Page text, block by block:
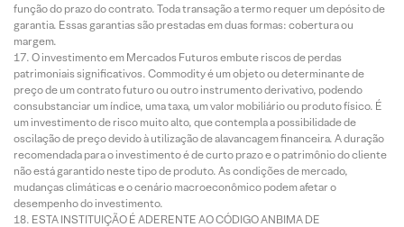
função do prazo do contrato. Toda transação a termo requer um depósito de
garantia. Essas garantias são prestadas em duas formas: cobertura ou
margem.
O investimento em Mercados Futuros embute riscos de perdas
patrimoniais significativos. Commodity é um objeto ou determinante de
preço de um contrato futuro ou outro instrumento derivativo, podendo
consubstanciar um índice, uma taxa, um valor mobiliário ou produto físico. É
um investimento de risco muito alto, que contempla a possibilidade de
oscilação de preço devido à utilização de alavancagem financeira. A duração
recomendada para o investimento é de curto prazo e o patrimônio do cliente
não está garantido neste tipo de produto. As condições de mercado,
mudanças climáticas e o cenário macroeconômico podem afetar o
desempenho do investimento.
ESTA INSTITUIÇÃO É ADERENTE AO CÓDIGO ANBIMA DE